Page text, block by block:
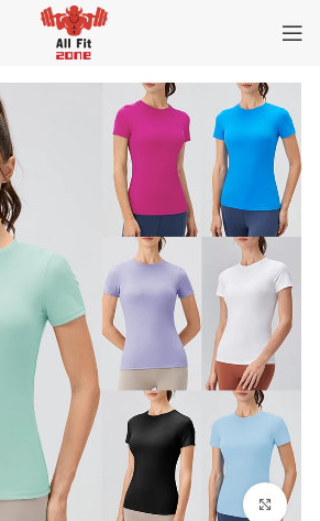
Click to enlarge